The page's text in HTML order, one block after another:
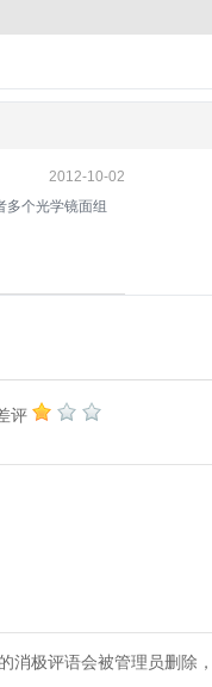
多个光学镜面组
2012-10-02
评
消极评语会被管理员删除